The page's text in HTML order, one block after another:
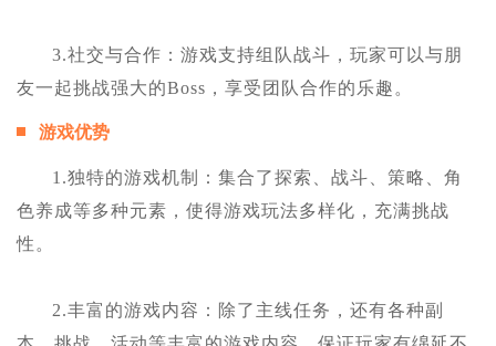
3.社交与合作：游戏支持组队战斗，玩家可以与朋
友一起挑战强大的Boss，享受团队合作的乐趣。
游戏优势
1.独特的游戏机制：集合了探索、战斗、策略、角
色养成等多种元素，使得游戏玩法多样化，充满挑战
性。
2.丰富的游戏内容：除了主线任务，还有各种副